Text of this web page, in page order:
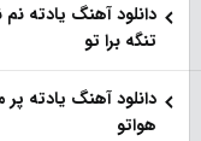
دانلود آهنگ یادته
تنگه برا تو
دانلود آهنگ یادته
هواتو